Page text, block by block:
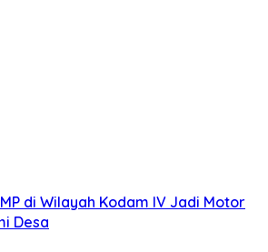
di Wilayah Kodam IV Jadi Motor
Desa